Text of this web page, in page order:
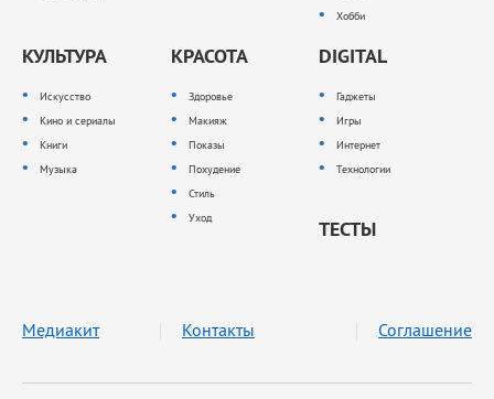
Хобби
КУЛЬТУРА
Искусство
Кино и сериалы
Книги
Музыка
КРАСОТА
Здоровье
Макияж
Показы
Похудение
Стиль
Уход
DIGITAL
Гаджеты
Игры
Интернет
Технологии
ТЕСТЫ
Медиакит Контакты Соглашение